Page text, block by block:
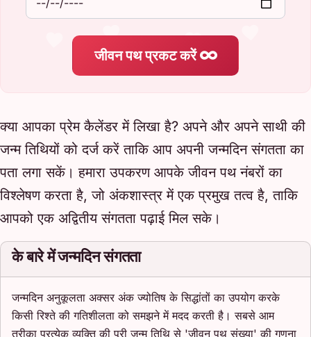
जीवन पथ प्रकट करें
क्या आपका प्रेम कैलेंडर में लिखा है? अपने और अपने साथी की
जन्म तिथियों को दर्ज करें ताकि आप अपनी जन्मदिन संगतता का
पता लगा सकें। हमारा उपकरण आपके जीवन पथ नंबरों का
विश्लेषण करता है, जो अंकशास्त्र में एक प्रमुख तत्व है, ताकि
आपको एक अद्वितीय संगतता पढ़ाई मिल सके।
के बारे में जन्मदिन संगतता
जन्मदिन अनुकूलता अक्सर अंक ज्योतिष के सिद्धांतों का उपयोग करके
किसी रिश्ते की गतिशीलता को समझने में मदद करती है। सबसे आम
तरीका प्रत्येक व्यक्ति की पूरी जन्म तिथि से 'जीवन पथ संख्या' की गणना